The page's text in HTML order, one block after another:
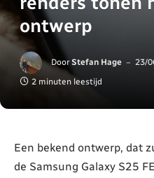
ontwerp
Door Stefan Hage 23/
2 minuten leestijd
Een bekend ontwerp, dat
de Samsung Galaxy S25